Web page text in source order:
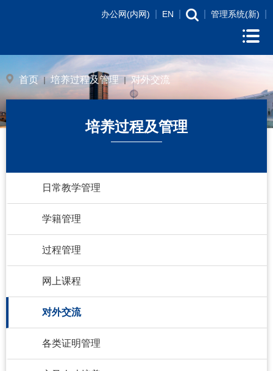
办公网(内网) EN 管理系统(新)
首页 培养过程及管理 对外交流
培养过程及管理
日常教学管理
学籍管理
过程管理
网上课程
对外交流
各类证明管理